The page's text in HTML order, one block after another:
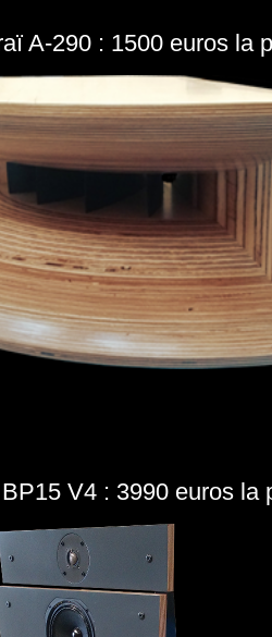
A-290 : 1500 euros la
V4 : 3990 euros la